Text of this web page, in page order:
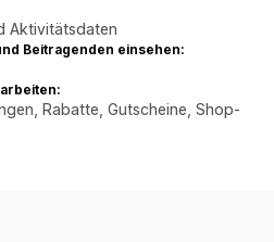
Aktivitätsdaten
Beitragenden einsehen:
Rabatte, Gutscheine, Shop-